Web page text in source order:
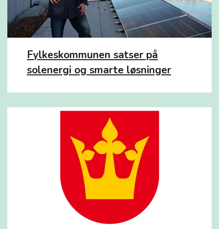
Fylkeskommunen satser på
solenergi og smarte løsninger